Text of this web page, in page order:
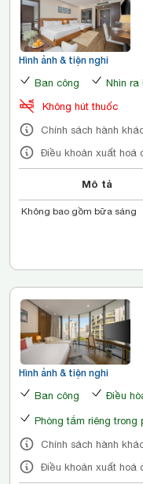
Hình ảnh & tiện nghi
Ban công Nhìn ra
Không hút thuốc
Chính sách hành
Điều khoản xuất hoá
Mô tả
Không bao gồm bữa sáng
Hình ảnh & tiện nghi
Ban công Điều
Phòng tắm riêng trong
Chính sách hành
Điều khoản xuất hoá